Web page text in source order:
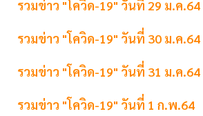
รวมข่าว "โควิด-19" วันที่ 29 ม.ค.64
รวมข่าว "โควิด-19" วันที่ 30 ม.ค.64
รวมข่าว "โควิด-19" วันที่ 31 ม.ค.64
รวมข่าว "โควิด-19" วันที่ 1 ก.พ.64